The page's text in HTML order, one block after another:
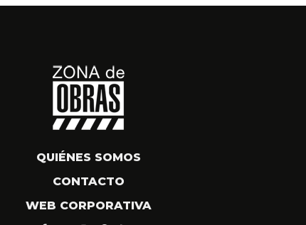
QUIÉNES SOMOS
CONTACTO
WEB CORPORATIVA